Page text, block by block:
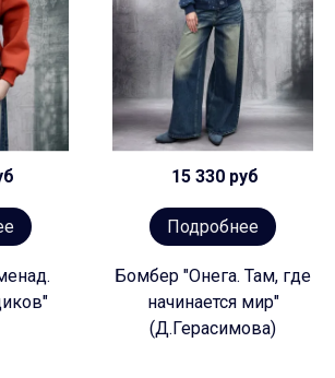
15 330 руб
Подробнее
Бомбер "Онега. Там, где
начинается мир"
(Д.Герасимова)